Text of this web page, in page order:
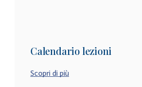
Calendario lezioni
Scopri di più